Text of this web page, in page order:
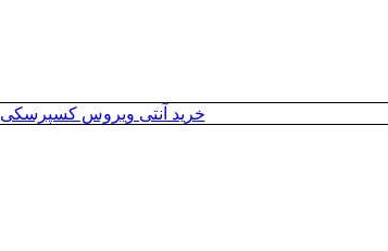
خرید آنتی ویروس کسپرسکی